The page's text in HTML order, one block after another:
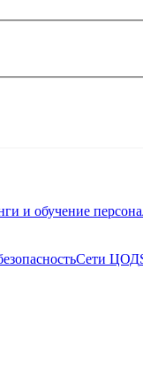
и обучение
Сети ЦОД